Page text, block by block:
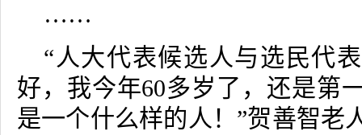
……
“人大代表候选人与选民代
好，我今年60多岁了，还是第
是一个什么样的人！”贺善智老